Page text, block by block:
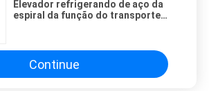
Elevador refrigerando de aço da
espiral da função do transporte
Continue